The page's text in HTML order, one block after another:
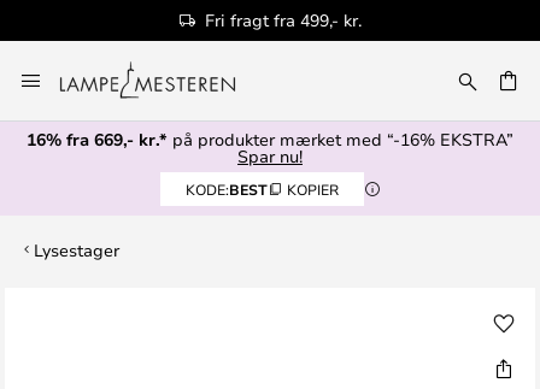
Fri fragt fra 499,- kr.
to
Content
16% fra 669,- kr.* på produkter mærket med “-16% EKSTRA”
Spar nu!
KODE:BEST KOPIER
Lysestager